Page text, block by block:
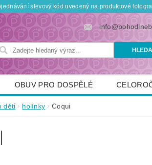
slevový kód uvedený na produktové
OBUV PRO DOSPĚLÉ
PRO DĚTI DOPLŇKY
děti holínky Coqui